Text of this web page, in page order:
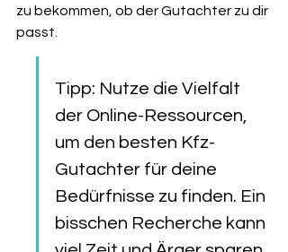
zu bekommen, ob der Gutachter zu dir
passt.
Tipp: Nutze die Vielfalt
der Online-Ressourcen,
um den besten Kfz-
Gutachter für deine
Bedürfnisse zu finden. Ein
bisschen Recherche kann